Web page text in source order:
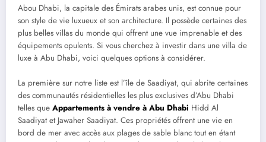
Abou Dhabi, la capitale des Émirats arabes unis, est connue pour
son style de vie luxueux et son architecture. Il possède certaines des
plus belles villas du monde qui offrent une vue imprenable et des
équipements opulents. Si vous cherchez à investir dans une villa de
luxe à Abu Dhabi, voici quelques options à considérer.
La première sur notre liste est l’île de Saadiyat, qui abrite certaines
des communautés résidentielles les plus exclusives d’Abu Dhabi
telles que Appartements à vendre à Abu Dhabi Hidd Al
Saadiyat et Jawaher Saadiyat. Ces propriétés offrent une vie en
bord de mer avec accès aux plages de sable blanc tout en étant